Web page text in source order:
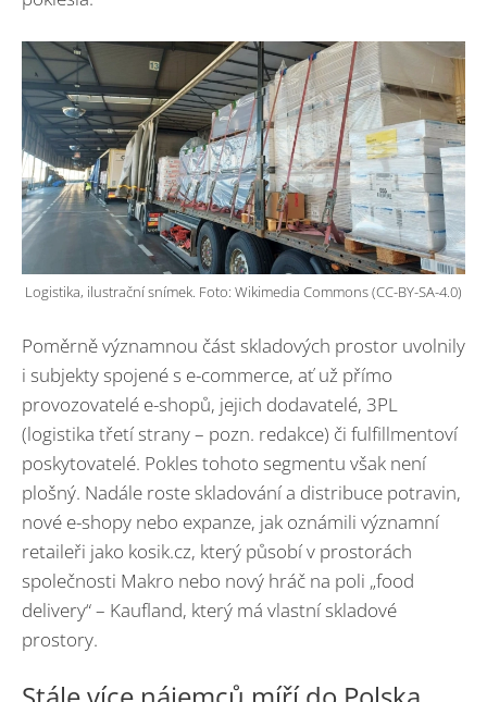
Logistika, ilustrační snímek. Foto: Wikimedia Commons (CC-BY-SA-4.0)
Poměrně významnou část skladových prostor uvolnily
i subjekty spojené s e-commerce, ať už přímo
provozovatelé e-shopů, jejich dodavatelé, 3PL
(logistika třetí strany – pozn. redakce) či fulfillmentoví
poskytovatelé. Pokles tohoto segmentu však není
plošný. Nadále roste skladování a distribuce potravin,
nové e-shopy nebo expanze, jak oznámili významní
retaileři jako kosik.cz, který působí v prostorách
společnosti Makro nebo nový hráč na poli „food
delivery“ – Kaufland, který má vlastní skladové
prostory.